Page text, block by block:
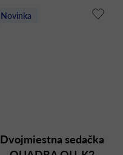
Novinka
Dvojmiestna sedačka